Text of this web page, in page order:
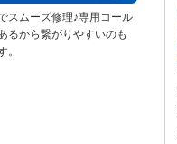
スムーズ修理♪専用コール
るから繋がりやすいのも
。